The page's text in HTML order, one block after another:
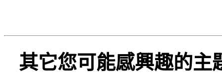
其它您可能感興趣的主